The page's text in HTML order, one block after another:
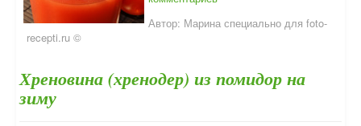
Автор: Марина специально для foto-
recepti.ru ©
Хреновина (хренодер) из помидор на
зиму